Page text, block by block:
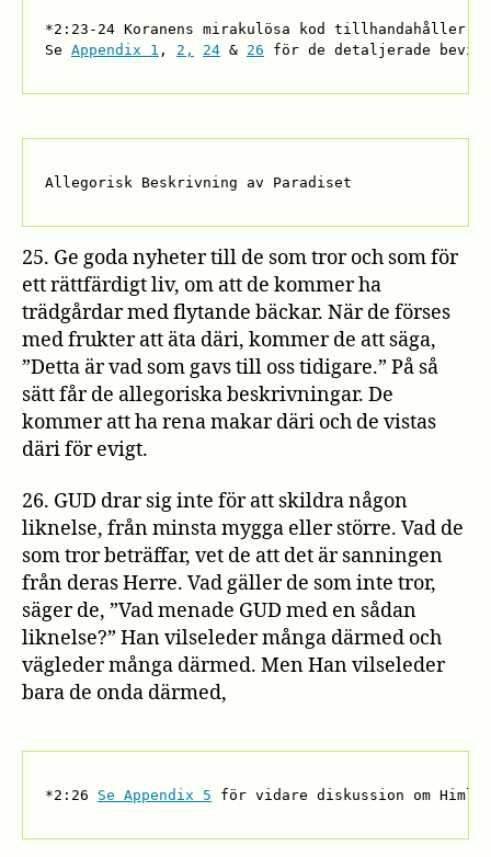
*2:23-24 Koranens mirakulösa kod tillhandahåller
Se Appendix 1 , 2, 24 & 26 för de detaljerade
Allegorisk Beskrivning av Paradiset
25. Ge goda nyheter till de som tror och som för
ett rättfärdigt liv, om att de kommer ha
trädgårdar med flytande bäckar. När de förses
med frukter att äta däri, kommer de att säga,
”Detta är vad som gavs till oss tidigare.” På så
sätt får de allegoriska beskrivningar. De
kommer att ha rena makar däri och de vistas
däri för evigt.
26. GUD drar sig inte för att skildra någon
liknelse, från minsta mygga eller större. Vad de
som tror beträffar, vet de att det är sanningen
från deras Herre. Vad gäller de som inte tror,
säger de, ”Vad menade GUD med en sådan
liknelse?” Han vilseleder många därmed och
vägleder många därmed. Men Han vilseleder
bara de onda därmed,
*2:26 Se Appendix 5 för vidare diskussion om